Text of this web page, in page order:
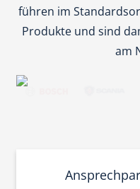
führen im
Produkte und sind
am